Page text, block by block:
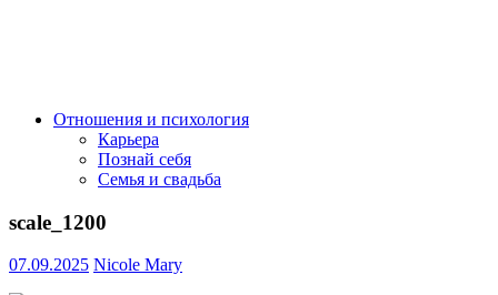
Отношения и психология
Карьера
Познай себя
Семья и свадьба
scale_1200
07.09.2025 Nicole Mary